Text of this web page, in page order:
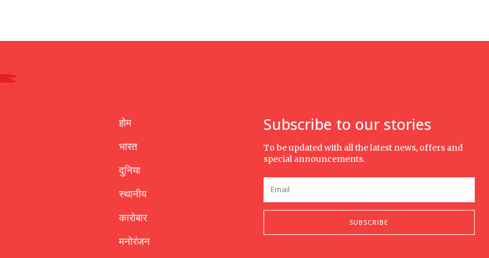
होम
भारत
दुनिया
स्थानीय
कारोबार
मनोरंजन
Subscribe to our stories
To be updated with all the latest news, offers and
special announcements.
SUBSCRIBE